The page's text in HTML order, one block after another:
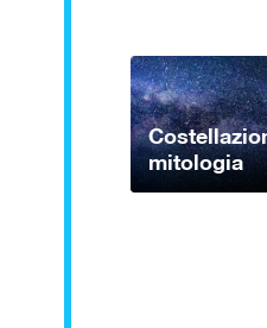
mitologia